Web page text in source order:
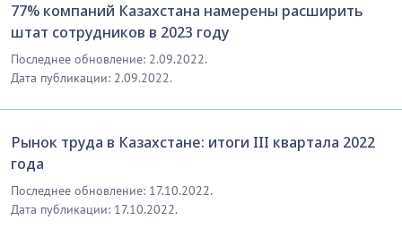
77% компаний Казахстана намерены расширить
штат сотрудников в 2023 году
Последнее обновление: 2.09.2022.
Дата публикации: 2.09.2022.
Рынок труда в Казахстане: итоги III квартала 2022
года
Последнее обновление: 17.10.2022.
Дата публикации: 17.10.2022.